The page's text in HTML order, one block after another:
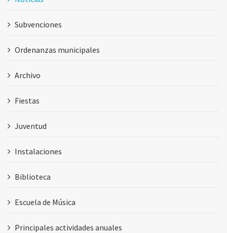
Subvenciones
Ordenanzas municipales
Archivo
Fiestas
Juventud
Instalaciones
Biblioteca
Escuela de Música
Principales actividades anuales